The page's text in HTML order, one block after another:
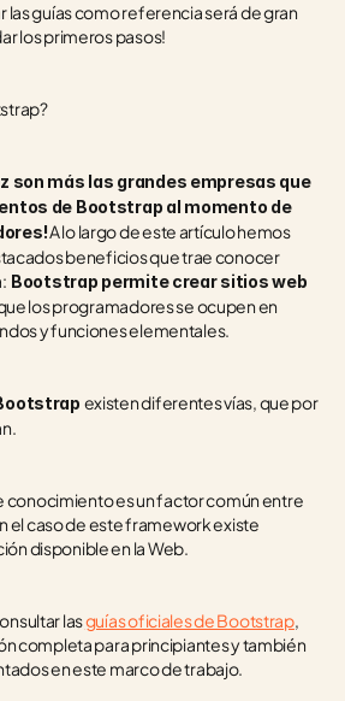
las guías como referencia será de gran
los primeros pasos!
son más las grandes empresas que
de Bootstrap al momento de
A lo largo de este artículo hemos
beneficios que trae conocer
los programadores se ocupen en
y funciones elementales.
existen diferentes vías, que por
conocimiento es un factor común entre
el caso de este framework existe
disponible en la Web.
las guías oficiales de Bootstrap,
completa para principiantes y también
en este marco de trabajo.